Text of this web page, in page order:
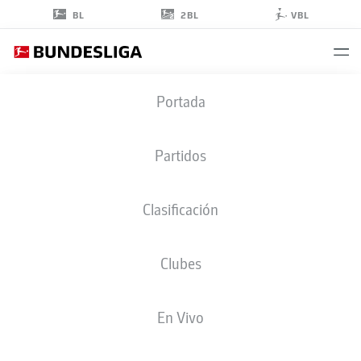
BL 2BL VBL
Portada
Partidos
Clasificación
Clubes
En Vivo